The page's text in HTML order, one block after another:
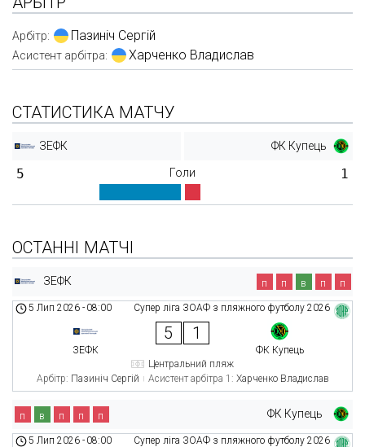
Арбітр: Пазиніч Сергій
Асистент арбітра: Харченко Владислав
СТАТИСТИКА МАТЧУ
ЗЕФК ФК Купець
5 Голи 1
ОСТАННІ МАТЧІ
ЗЕФК п п в п п
Супер ліга ЗОАФ з пляжного футболу 2026
5 Лип 2026 - 08:00
ЗЕФК
5 1
ФК Купець
Центральний пляж
Арбітр: Пазиніч Сергій Асистент арбітра 1: Харченко Владислав
ФК Купець
п в п п п
Супер ліга ЗОАФ з пляжного футболу 2026
5 Лип 2026 - 08:00